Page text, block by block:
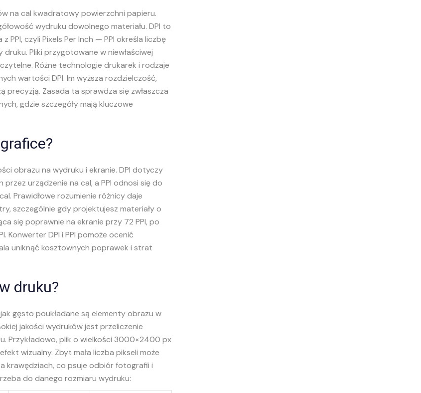
na cal kwadratowy powierzchni papieru.
wydruku dowolnego materiału. DPI to
czyli Pixels Per Inch — PPI określa liczbę
druku. Pliki przygotowane w niewłaściwej
Różne technologie drukarek i rodzaje
wartości DPI. Im wyższa rozdzielczość,
precyzją. Zasada ta sprawdza się zwłaszcza
gdzie szczegóły mają kluczowe
obrazu na wydruku i ekranie. DPI dotyczy
urządzenie na cal, a PPI odnosi się do
Prawidłowe rozumienie różnicy daje
szczególnie gdy projektujesz materiały o
się poprawnie na ekranie przy 72 PPI, po
Konwerter DPI i PPI pomoże ocenić
uniknąć kosztownych poprawek i strat
druku?
gęsto poukładane są elementy obrazu w
jakości wydruków jest przeliczenie
Przykładowo, plik o wielkości 3000×2400 px
wizualny. Zbyt mała liczba pikseli może
krawędziach, co psuje odbiór fotografii i
do danego rozmiaru wydruku: